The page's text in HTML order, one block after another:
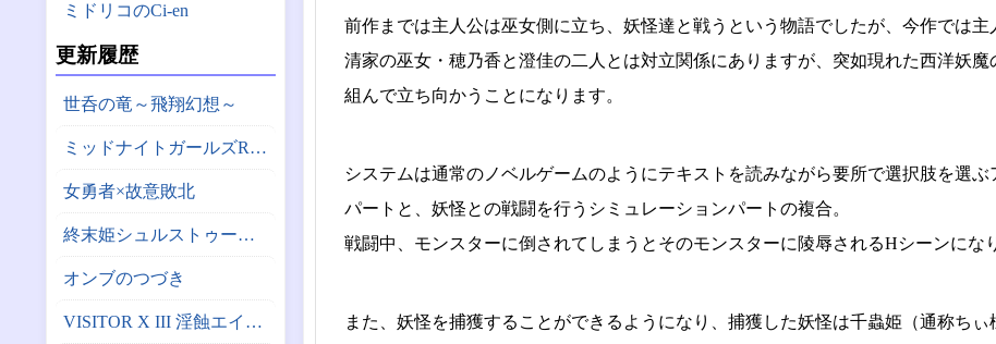
ミドリコのCi-en
更新履歴
世呑の竜～飛翔幻想～
ミッドナイトガールズR アーカイブ版
女勇者×故意敗北
終末姫シュルストゥーレ -尊厳破壊シミュレーター-
オンブのつづき
VISITOR X III 淫蝕エイリアン繁殖計画
前作までは主人公は巫女側に立ち、妖怪達と戦うという物語でしたが、今作では主
清家の巫女・穂乃香と澄佳の二人とは対立関係にありますが、突如現れた西洋妖魔
組んで立ち向かうことになります。
システムは通常のノベルゲームのようにテキストを読みながら要所で選択肢を選ぶ
パートと、妖怪との戦闘を行うシミュレーションパートの複合。
戦闘中、モンスターに倒されてしまうとそのモンスターに陵辱されるHシーンにな
また、妖怪を捕獲することができるようになり、捕獲した妖怪は千蟲姫（通称ちぃ